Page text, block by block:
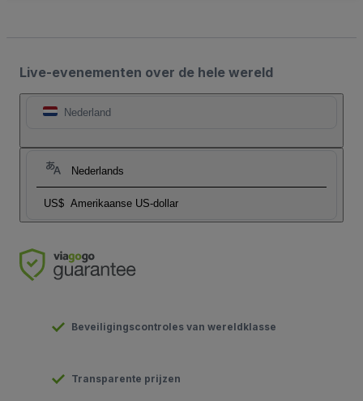
Live-evenementen over de hele wereld
Nederland
Nederlands
US$ Amerikaanse US-dollar
Beveiligingscontroles van wereldklasse
Transparente prijzen